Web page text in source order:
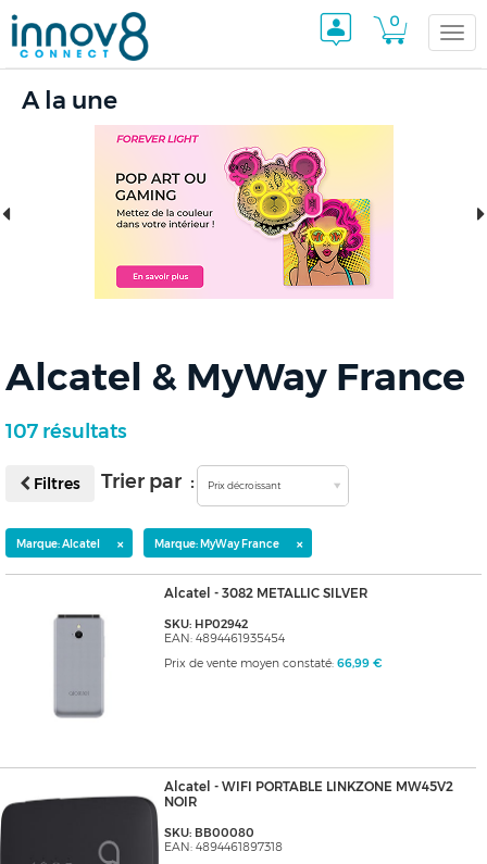
0
A la une
Alcatel & MyWay France
107 résultats
Filtres Trier par : Prix décroissant
Marque: Alcatel × Marque: MyWay France ×
Alcatel - 3082 METALLIC SILVER
SKU: HP02942
EAN: 4894461935454
Prix de vente moyen constaté: 66,99 €
Alcatel - WIFI PORTABLE LINKZONE MW45V2
NOIR
SKU: BB00080
EAN: 4894461897318